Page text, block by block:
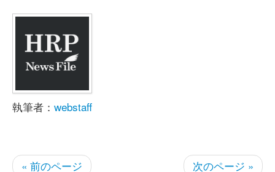
執筆者： webstaff
« 前のページ 次のページ »